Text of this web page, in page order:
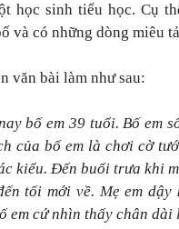
học sinh tiểu học. Cụ
và có những dòng miêu
văn bài làm như sau:
bố em 39 tuổi. Bố em
của bố em là chơi cờ
kiểu. Đến buổi trưa khi
tối mới về. Mẹ em
em cứ nhìn thấy chân